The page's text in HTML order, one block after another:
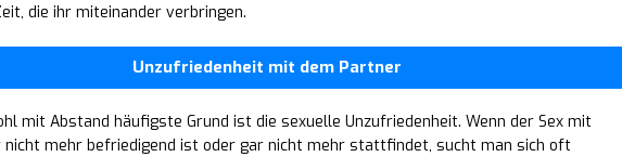
die ihr miteinander verbringen.
Unzufriedenheit mit dem Partner
mit Abstand häufigste Grund ist die sexuelle Unzufriedenheit. Wenn der Sex mit
nicht mehr befriedigend ist oder gar nicht mehr stattfindet, sucht man sich oft